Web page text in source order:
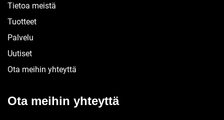
Tietoa meistä
Tuotteet
Palvelu
Uutiset
Ota meihin yhteyttä
Ota meihin yhteyttä